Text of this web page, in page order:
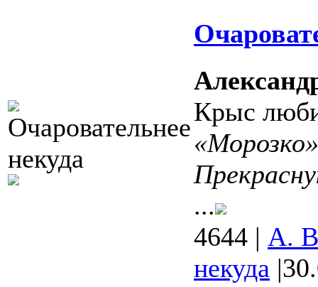
Крыс
«Морозко»
...
4644 | А.
некуда |